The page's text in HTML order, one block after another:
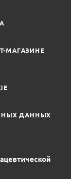
МАГАЗИНЕ
ДАННЫХ